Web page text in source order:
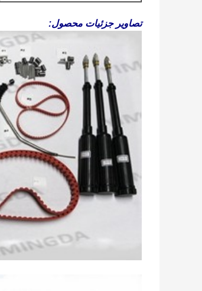
تصاویر جزئیات محصول: